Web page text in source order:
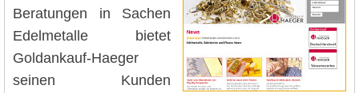
Beratungen in Sachen
Edelmetalle bietet
Goldankauf-Haeger
seinen Kunden